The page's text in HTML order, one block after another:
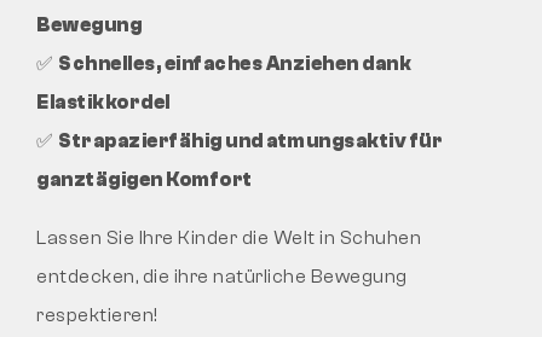
Bewegung
✅ Schnelles, einfaches Anziehen dank
Elastikkordel
✅ Strapazierfähig und atmungsaktiv für
ganztägigen Komfort
Lassen Sie Ihre Kinder die Welt in Schuhen
entdecken, die ihre natürliche Bewegung
respektieren!